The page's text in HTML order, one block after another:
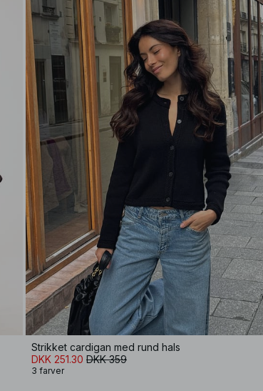
Strikket cardigan med rund hals
DKK 251.30 DKK 359
3 farver